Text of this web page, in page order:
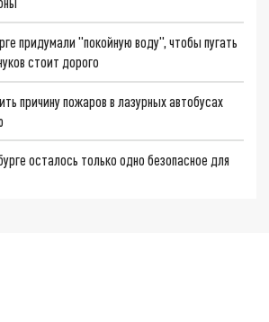
придумали "покойную воду", чтобы пугать
стоит дорого
причину пожаров в лазурных автобусах
осталось только одно безопасное для